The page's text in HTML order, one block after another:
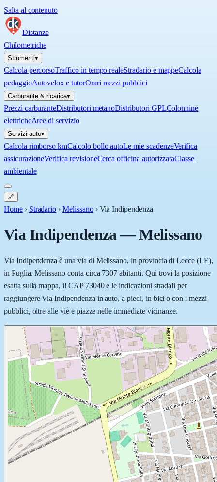
Salta al contenuto
Distanze
Chilometriche
Strumenti▾
Calcola percorsoTraffico in tempo realeStradario e mappeCalcola
pedaggioAutovelox e tutorOrari mezzi pubblici
Carburante & ricarica▾
Prezzi carburanteDistributori metanoDistributori GPLColonnine
elettricheAree di servizio
Servizi auto▾
Calcola rimborso kmCalcolo bollo autoLe mie scadenzeVerifica
assicurazioneVerifica revisioneCerca officina autorizzataClasse
ambientale
🔗
Home › Stradario › Melissano › Via Indipendenza
Via Indipendenza—Melissano
Via Indipendenza è una via di Melissano, in provincia di Lecce (LE),
in Puglia. Melissano conta circa 7307 abitanti. Qui trovi la posizione
esatta sulla mappa, il CAP 73040 e le indicazioni stradali per
raggiungere Via Indipendenza in auto, a piedi, in bici o con i mezzi
pubblici, oltre alle vie e piazze nelle immediate vicinanze.